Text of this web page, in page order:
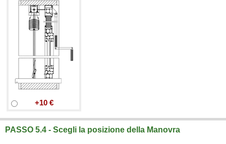
+10 €
PASSO 5.4 - Scegli la posizione della Manovra